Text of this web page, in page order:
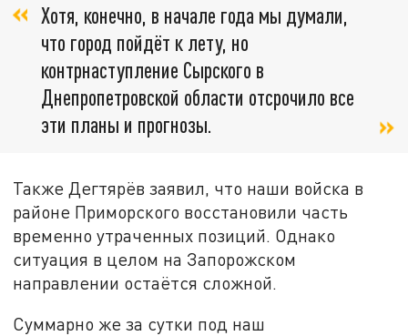
Хотя, конечно, в начале года мы думали,
что город пойдёт к лету, но
контрнаступление Сырского в
Днепропетровской области отсрочило все
эти планы и прогнозы.
Также Дегтярёв заявил, что наши войска в
районе Приморского восстановили часть
временно утраченных позиций. Однако
ситуация в целом на Запорожском
направлении остаётся сложной.
Суммарно же за сутки под наш